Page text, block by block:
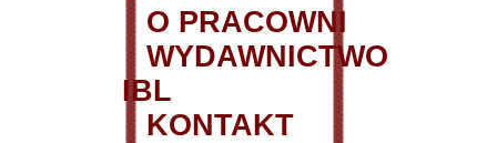
O PRACOWNI
WYDAWNICTWO
IBL
KONTAKT